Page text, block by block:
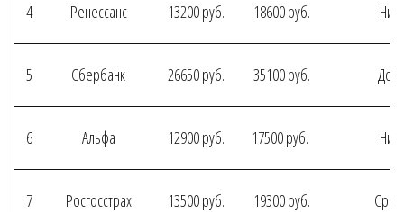
4 Ренессанс 13200 руб. 18600 руб.
5 Сбербанк 26650 руб. 35100 руб.
6 Альфа 12900 руб. 17500 руб.
7 Росгосстрах 13500 руб. 19300 руб.